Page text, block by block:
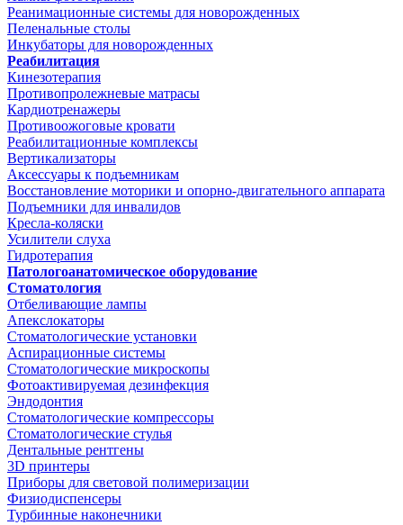
Реанимационные системы для новорожденных
Пеленальные столы
Инкубаторы для новорожденных
Реабилитация
Кинезотерапия
Противопролежневые матрасы
Кардиотренажеры
Противоожоговые кровати
Реабилитационные комплексы
Вертикализаторы
Аксессуары к подъемникам
Восстановление моторики и опорно-двигательного аппарата
Подъемники для инвалидов
Кресла-коляски
Усилители слуха
Гидротерапия
Патологоанатомическое оборудование
Стоматология
Отбеливающие лампы
Апекслокаторы
Стоматологические установки
Аспирационные системы
Стоматологические микроскопы
Фотоактивируемая дезинфекция
Эндодонтия
Стоматологические компрессоры
Стоматологические стулья
Дентальные рентгены
3D принтеры
Приборы для световой полимеризации
Физиодиспенсеры
Турбинные наконечники